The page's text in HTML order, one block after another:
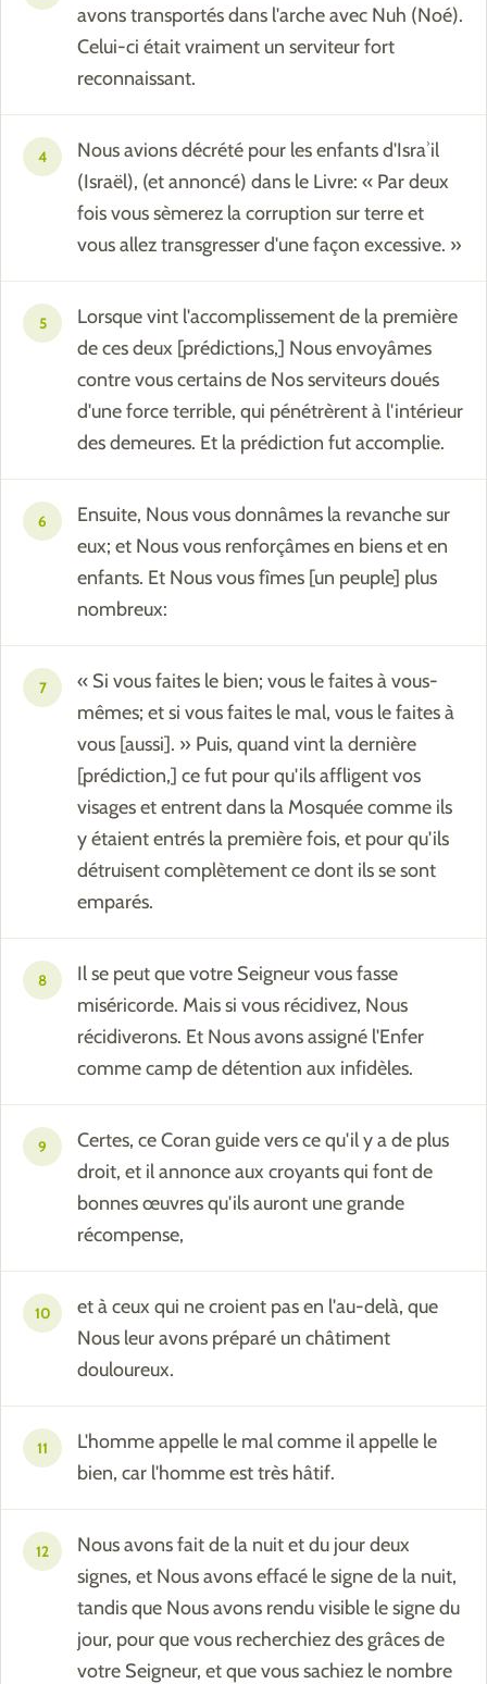
avons transportés dans l'arche avec Nuh (Noé).
Celui-ci était vraiment un serviteur fort
reconnaissant.
4
Nous avions décrété pour les enfants d'Israʾil
(Israël), (et annoncé) dans le Livre: « Par deux
fois vous sèmerez la corruption sur terre et
vous allez transgresser d'une façon excessive. »
5
Lorsque vint l'accomplissement de la première
de ces deux [prédictions,] Nous envoyâmes
contre vous certains de Nos serviteurs doués
d'une force terrible, qui pénétrèrent à l'intérieur
des demeures. Et la prédiction fut accomplie.
6
Ensuite, Nous vous donnâmes la revanche sur
eux; et Nous vous renforçâmes en biens et en
enfants. Et Nous vous fîmes [un peuple] plus
nombreux:
7
« Si vous faites le bien; vous le faites à vous-
mêmes; et si vous faites le mal, vous le faites à
vous [aussi]. » Puis, quand vint la dernière
[prédiction,] ce fut pour qu'ils affligent vos
visages et entrent dans la Mosquée comme ils
y étaient entrés la première fois, et pour qu'ils
détruisent complètement ce dont ils se sont
emparés.
8
Il se peut que votre Seigneur vous fasse
miséricorde. Mais si vous récidivez, Nous
récidiverons. Et Nous avons assigné l'Enfer
comme camp de détention aux infidèles.
9
Certes, ce Coran guide vers ce qu'il y a de plus
droit, et il annonce aux croyants qui font de
bonnes œuvres qu'ils auront une grande
récompense,
10
et à ceux qui ne croient pas en l'au-delà, que
Nous leur avons préparé un châtiment
douloureux.
11
L'homme appelle le mal comme il appelle le
bien, car l'homme est très hâtif.
12
Nous avons fait de la nuit et du jour deux
signes, et Nous avons effacé le signe de la nuit,
tandis que Nous avons rendu visible le signe du
jour, pour que vous recherchiez des grâces de
votre Seigneur, et que vous sachiez le nombre